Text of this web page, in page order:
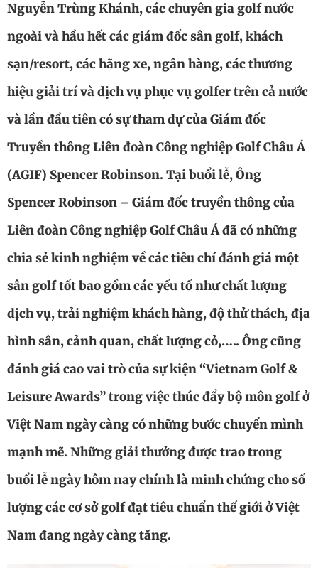
Nguyễn Trùng Khánh, các chuyên gia golf nước
ngoài và hầu hết các giám đốc sân golf, khách
sạn/resort, các hãng xe, ngân hàng, các thương
hiệu giải trí và dịch vụ phục vụ golfer trên cả nước
và lần đầu tiên có sự tham dự của Giám đốc
Truyền thông Liên đoàn Công nghiệp Golf Châu Á
(AGIF) Spencer Robinson. Tại buổi lễ, Ông
Spencer Robinson – Giám đốc truyền thông của
Liên đoàn Công nghiệp Golf Châu Á đã có những
chia sẻ kinh nghiệm về các tiêu chí đánh giá một
sân golf tốt bao gồm các yếu tố như chất lượng
dịch vụ, trải nghiệm khách hàng, độ thử thách, địa
hình sân, cảnh quan, chất lượng cỏ,….. Ông cũng
đánh giá cao vai trò của sự kiện “Vietnam Golf &
Leisure Awards” trong việc thúc đẩy bộ môn golf ở
Việt Nam ngày càng có những bước chuyển mình
mạnh mẽ. Những giải thưởng được trao trong
buổi lễ ngày hôm nay chính là minh chứng cho số
lượng các cơ sở golf đạt tiêu chuẩn thế giới ở Việt
Nam đang ngày càng tăng.